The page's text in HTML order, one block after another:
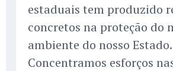
estaduais tem produzido
concretos na proteção do
ambiente do nosso Estado.
Concentramos esforços